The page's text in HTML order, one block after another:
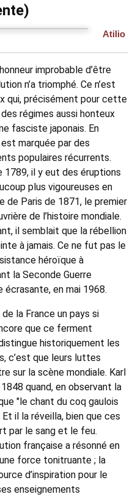
Atilio
improbable d’être
n’a triomphé. Ce n’est
qui, précisément pour cette
régimes aussi honteux
fasciste japonais. En
marquée par des
populaires récurrents.
1789, il y eut des éruptions
plus vigoureuses en
de Paris de 1871, le premier
de l’histoire mondiale.
il semblait que la rébellion
à jamais. Ce ne fut pas le
héroïque à
la Seconde Guerre
écrasante, en mai 1968.
la France un pays si
que ce ferment
historiquement les
c’est que leurs luttes
sur la scène mondiale. Karl
quand, en observant la
"le chant du coq gaulois
Et il la réveilla, bien que ces
par le sang et le feu.
française a résonné en
force tonitruante ; la
d’inspiration pour le
enseignements